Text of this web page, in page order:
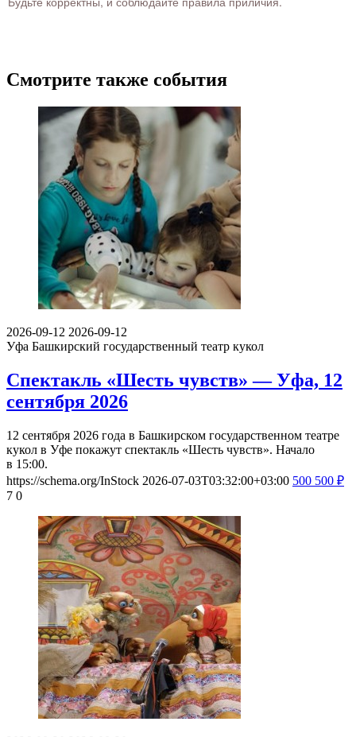
Смотрите также события
2026-09-12 2026-09-12
Уфа Башкирский государственный театр кукол
Спектакль «Шесть чувств» — Уфа, 12
сентября 2026
12 сентября 2026 года в Башкирском государственном театре
кукол в Уфе покажут спектакль «Шесть чувств». Начало
в 15:00.
https://schema.org/InStock 2026-07-03T03:32:00+03:00 500 500 ₽
7 0